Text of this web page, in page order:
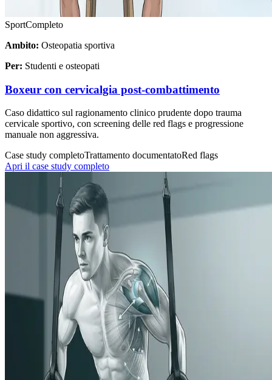
SportCompleto
Ambito: Osteopatia sportiva
Per: Studenti e osteopati
Boxeur con cervicalgia post-combattimento
Caso didattico sul ragionamento clinico prudente dopo trauma
cervicale sportivo, con screening delle red flags e progressione
manuale non aggressiva.
Case study completoTrattamento documentatoRed flags
Apri il case study completo